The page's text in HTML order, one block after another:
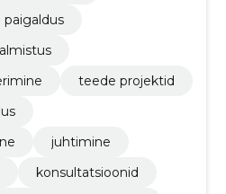
paigaldus
teede projektid
juhtimine
konsultatsioonid